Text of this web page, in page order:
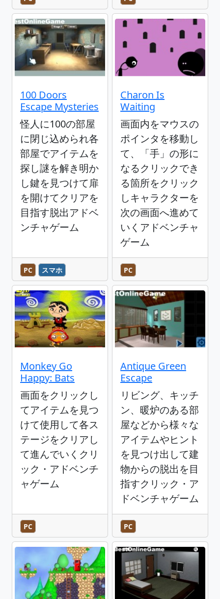
100 Doors
Escape Mysteries
怪人に100の部屋
に閉じ込められ各
部屋でアイテムを
探し謎を解き明か
し鍵を見つけて扉
を開けてクリアを
目指す脱出アドベ
ンチャゲーム
PC スマホ
Charon Is
Waiting
画面内をマウスの
ポインタを移動し
て、「手」の形に
なるクリックでき
る箇所をクリック
しキャラクターを
次の画面へ進めて
いくアドベンチャ
ゲーム
PC
Monkey Go
Happy: Bats
画面をクリックし
てアイテムを見つ
けて使用して各ス
テージをクリアし
て進んでいくクリ
ック・アドベンチ
ャゲーム
PC
Antique Green
Escape
リビング、キッチ
ン、暖炉のある部
屋などから様々な
アイテムやヒント
を見つけ出して建
物からの脱出を目
指すクリック・ア
ドベンチャゲーム
PC